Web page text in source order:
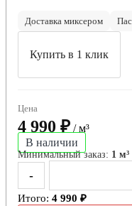
Доставка миксером
Купить в 1 клик
Цена
4 990 ₽ / м³
В наличии
Минимальный заказ: 1 м³
-
Итого: 4 990 ₽